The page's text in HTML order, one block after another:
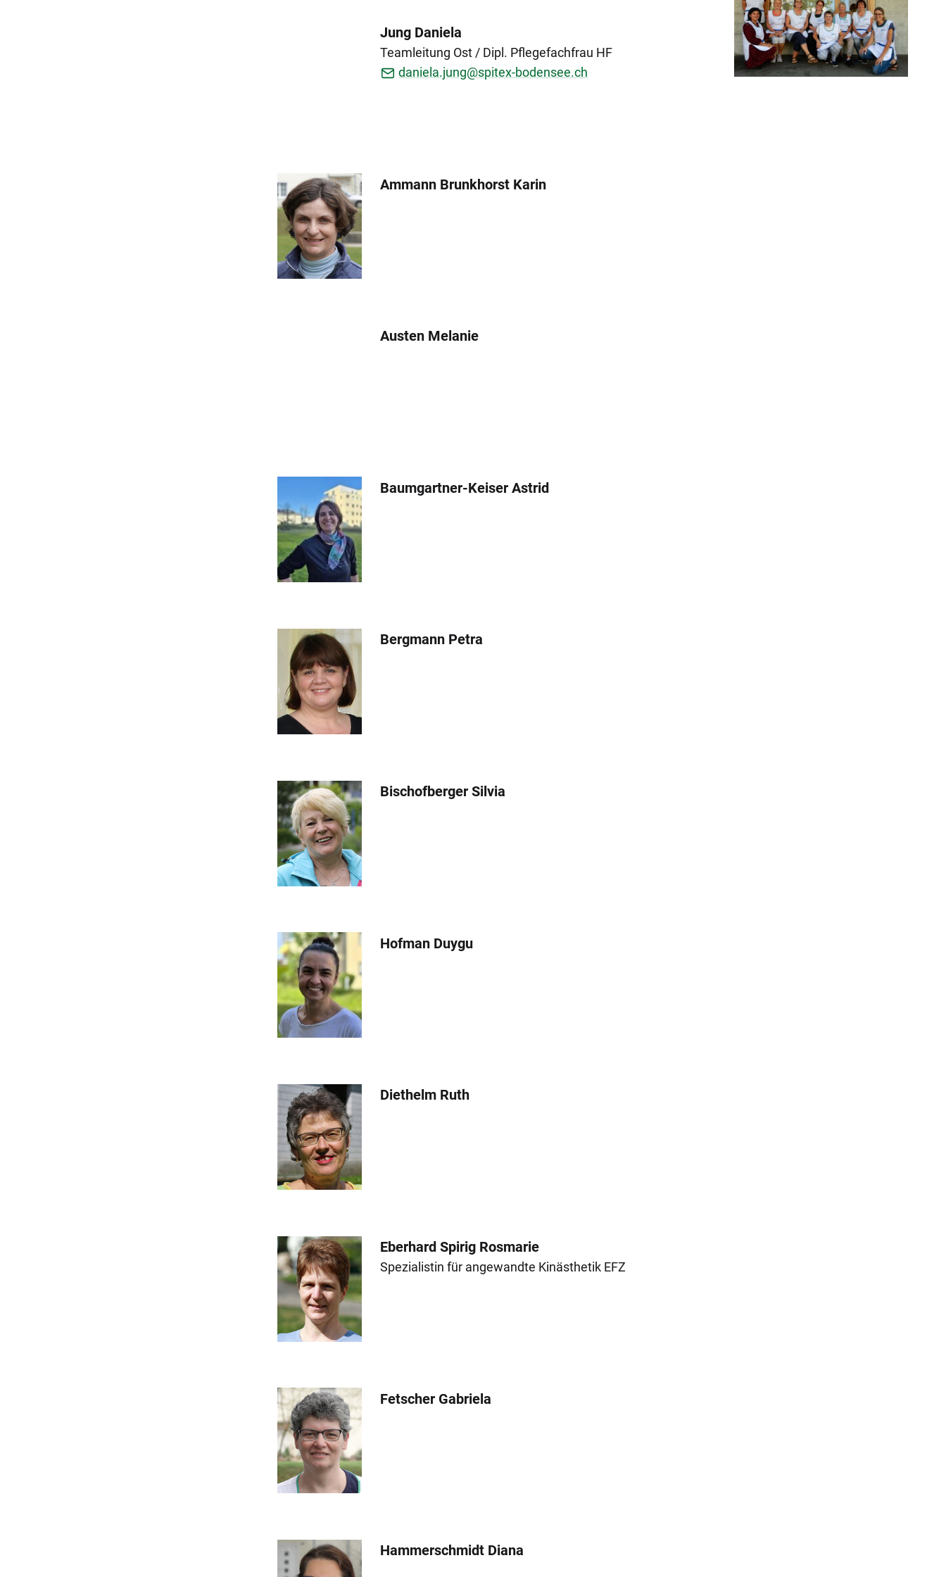
Jung Daniela
Teamleitung Ost / Dipl. Pflegefachfrau HF
daniela.jung@spitex-bodensee.ch
Ammann Brunkhorst Karin
Austen Melanie
Baumgartner-Keiser Astrid
Bergmann Petra
Bischofberger Silvia
Hofman Duygu
Diethelm Ruth
Eberhard Spirig Rosmarie
Spezialistin für angewandte Kinästhetik EFZ
Fetscher Gabriela
Hammerschmidt Diana